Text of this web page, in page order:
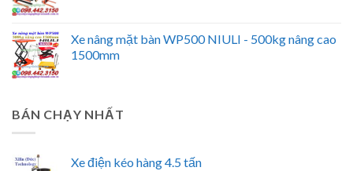
Xe nâng mặt bàn WP500 NIULI - 500kg nâng cao
1500mm
BÁN CHẠY NHẤT
Xe điện kéo hàng 4.5 tấn